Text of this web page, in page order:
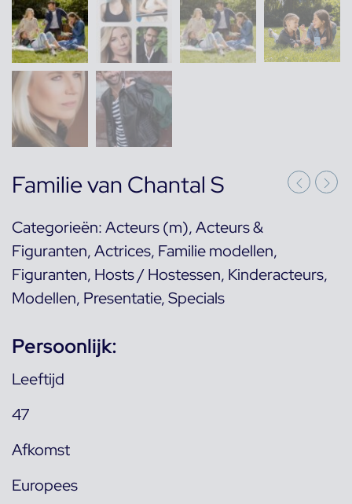
Familie van Chantal S
Categorieën:Acteurs (m),Acteurs &
Figuranten,Actrices, Familie modellen,
Figuranten, Hosts / Hostessen, Kinderacteurs,
Modellen, Presentatie,Specials
Persoonlijk:
Leeftijd
47
Afkomst
Europees